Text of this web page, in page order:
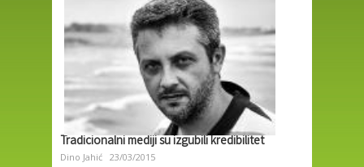
Tradicionalni mediji su izgubili kredibilitet
Dino Jahić 23/03/2015